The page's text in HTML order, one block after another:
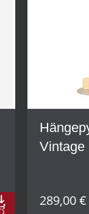
Vintage
289,00 €